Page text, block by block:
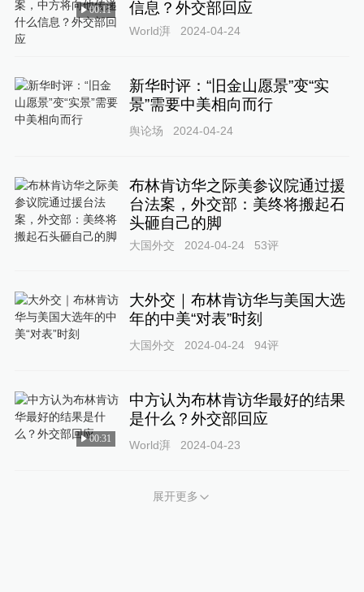
00:11
信息？外交部回应
World湃 2024-04-24
新华时评：“旧金山愿景”变“实
景”需要中美相向而行
舆论场 2024-04-24
布林肯访华之际美参议院通过援
台法案，外交部：美终将搬起石
头砸自己的脚
大国外交 2024-04-24 53评
大外交｜布林肯访华与美国大选
年的中美“对表”时刻
大国外交 2024-04-24 94评
00:31
中方认为布林肯访华最好的结果
是什么？外交部回应
World湃 2024-04-23
展开更多